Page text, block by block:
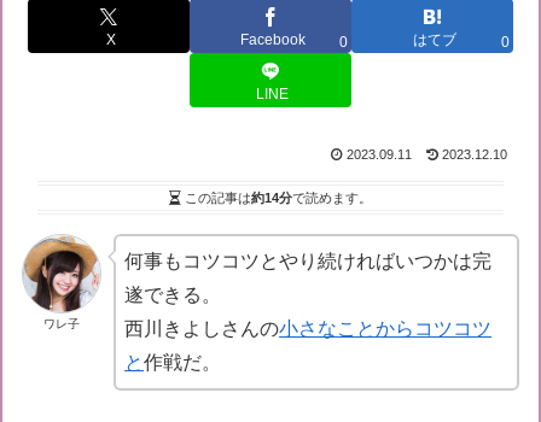
X Facebook 0 はてブ 0
LINE
2023.09.11 2023.12.10
この記事は約14分で読めます。
ワレ子
何事もコツコツとやり続ければいつかは完
遂できる。
西川きよしさんの小さなことからコツコツ
と作戦だ。